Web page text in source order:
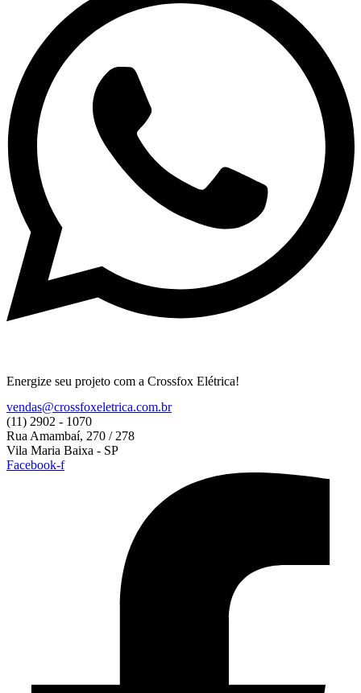
Energize seu projeto com a Crossfox Elétrica!
vendas@crossfoxeletrica.com.br
(11) 2902 - 1070
Rua Amambaí, 270 / 278
Vila Maria Baixa - SP
Facebook-f